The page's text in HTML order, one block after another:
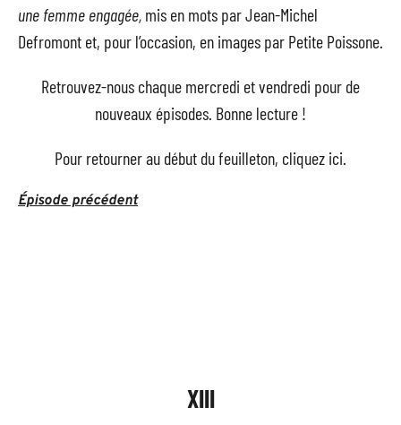
une femme engagée, mis en mots par Jean-Michel
Defromont et, pour l’occasion, en images par Petite Poissone.
Retrouvez-nous chaque mercredi et vendredi pour de
nouveaux épisodes. Bonne lecture !
Pour retourner au début du feuilleton, cliquez ici.
Épisode précédent
XIII